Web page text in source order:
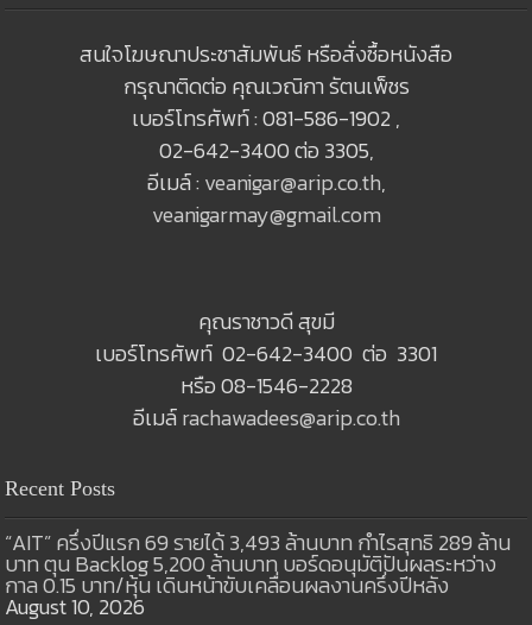
สนใจโฆษณาประชาสัมพันธ์ หรือสั่งซื้อหนังสือ
กรุณาติดต่อ คุณเวณิกา รัตนเพ็ชร
เบอร์โทรศัพท์ : 081-586-1902 ,
02-642-3400 ต่อ 3305,
อีเมล์ : veanigar@arip.co.th,
veanigarmay@gmail.com
คุณราชาวดี สุขมี
เบอร์โทรศัพท์ 02-642-3400 ต่อ 3301
หรือ 08-1546-2228
อีเมล์rachawadees@arip.co.th
Recent Posts
“AIT” ครึ่งปีแรก 69 รายได้ 3,493 ล้านบาท กำไรสุทธิ 289 ล้าน
บาท ตุน Backlog 5,200 ล้านบาท บอร์ดอนุมัติปันผลระหว่าง
กาล 0.15 บาท/หุ้น เดินหน้าขับเคลื่อนผลงานครึ่งปีหลัง
August 10, 2026